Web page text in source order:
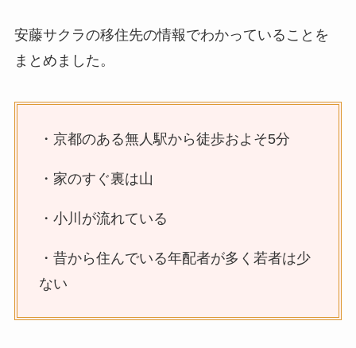
安藤サクラの移住先の情報でわかっていることを
まとめました。
・京都のある無人駅から徒歩およそ5分
・家のすぐ裏は山
・小川が流れている
・昔から住んでいる年配者が多く若者は少
ない